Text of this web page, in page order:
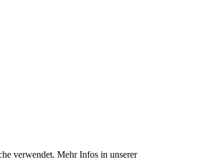
verwendet. Mehr Infos in unserer